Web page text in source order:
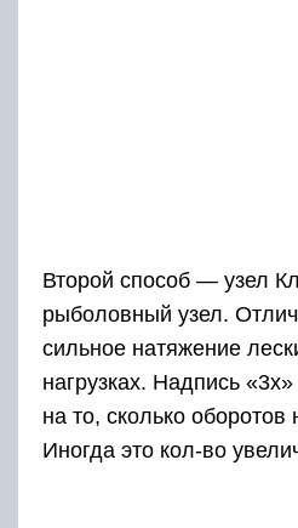
Второй способ — узел
рыболовный узел.
сильное натяжение
нагрузках. Надпись
на то, сколько оборотов
Иногда это кол-во